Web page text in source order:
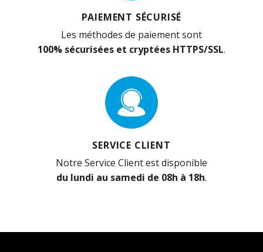
PAIEMENT SÉCURISÉ
Les méthodes de paiement sont
100% sécurisées et cryptées HTTPS/SSL.
SERVICE CLIENT
Notre Service Client est disponible
du lundi au samedi de 08h à 18h.